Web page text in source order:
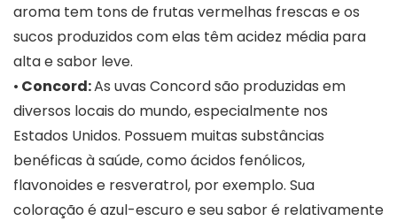
aroma tem tons de frutas vermelhas frescas e os
sucos produzidos com elas têm acidez média para
alta e sabor leve.
• Concord:As uvas Concord são produzidas em
diversos locais do mundo, especialmente nos
Estados Unidos. Possuem muitas substâncias
benéficas à saúde, como ácidos fenólicos,
flavonoides e resveratrol, por exemplo. Sua
coloração é azul-escuro e seu sabor é relativamente